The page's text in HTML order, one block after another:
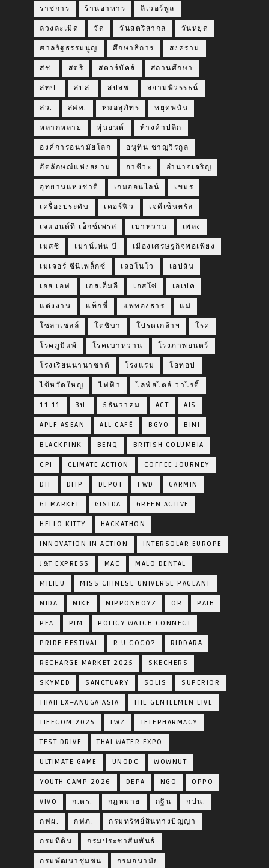
ราชการ ร้านอาหาร ลิเวอร์พูล
ล่วงละเมิด วัด วันสตรีสากล วันหยุด
ศาลรัฐธรรมนูญ ศึกษาธิการ สงคราม
สช. สตรี สตาร์บัคส์ สถานศึกษา
สทป. สปส. สปสช. สยามพิวรรธน์
สว. สศท. หมอสุภัทร หยุดพนัน
หลากหลาย หุ่นยนต์ ห้างค้าปลีก
องค์การอนามัยโลก อนุทิน ชาญวีรกูล
อัตลักษณ์แห่งสยาม อาชีวะ อำนาจเจริญ
อุทยานแห่งชาติ เกมออนไลน์ เขมร
เครื่องประดับ เคอร์ฟิว เจดีเซ็นทรัล
เจแอนด์ที เอ็กซ์เพรส เบาหวาน เพลง
เมสซี่ เมาน์เท่น บี เมืองเศรษฐกิจพอเพียง
เมเจอร์ ซีนีเพล็กซ์ เลอโนโว เอปสัน
เอส เอฟ เอสเอ็มอี เอสโซ่ เอเปค
แต่งงาน แท็กซี่ แพทองธาร แม่
โซล่าเซลล์ โตชิบา โปรดเกล้าฯ โรค
โรคภูมิแพ้ โรคเบาหวาน โรงภาพยนตร์
โรงเรียนนานาชาติ โรงแรม โอทอป
ไข้หวัดใหญ่ ไฟฟ้า ไลฟ์สไตล์ วาไรตี้
11.11 3ป. 5ธันวาคม ACT AIS
APLF ASEAN ALL CAFÉ BGYO BINI
BLACKPINK BENQ BRITISH COLUMBIA
CPI CLIMATE ACTION COFFEE JOURNEY
DIT DITP DEPOT FWD GARMIN
GI MARKET GISTDA GREEN ACTIVE
HELLO KITTY HACKATHON
INNOVATION IN ACTION INTERSOLAR EUROPE
J&T EXPRESS MAC MALO DENTAL
MILIEU MISS CHINESE UNIVERSE PAGEANT
NIDA NIKE NIPPONBOYZ OR PAIH
PEA PIM POLICY WATCH CONNECT
PRIDE FESTIVAL R U COCO? RIDDARA
RECHARGE MARKET 2025 SKECHERS
SKYMED SANCTUARY SOLIS SUPERIOR
THAIFEX–ANUGA ASIA THE GENTLEMEN LIVE
TIFFCOM 2025 TWZ TELEPHARMACY
TEST DRIVE THAI WATER EXPO
ULTIMATE GAME UNODC WOWNUT
YOUTH CAMP 2026 DEPA NGO OPPO
VIVO ก.ตร. กฎหมาย กฐิน กปน.
กฟผ. กฟภ. กรมทรัพย์สินทางปัญญา
กรมที่ดิน กรมประชาสัมพันธ์
กรมพัฒนาชุมชน กรมอนามัย